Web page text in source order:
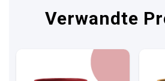
Verwandte